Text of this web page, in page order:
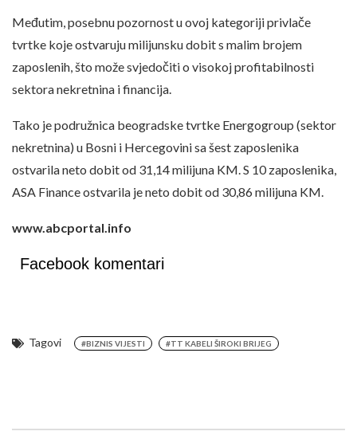
Međutim, posebnu pozornost u ovoj kategoriji privlače
tvrtke koje ostvaruju milijunsku dobit s malim brojem
zaposlenih, što može svjedočiti o visokoj profitabilnosti
sektora nekretnina i financija.
Tako je podružnica beogradske tvrtke Energogroup (sektor
nekretnina) u Bosni i Hercegovini sa šest zaposlenika
ostvarila neto dobit od 31,14 milijuna KM. S 10 zaposlenika,
ASA Finance ostvarila je neto dobit od 30,86 milijuna KM.
www.abcportal.info
Facebook komentari
Tagovi #BIZNIS VIJESTI #TT KABELI ŠIROKI BRIJEG